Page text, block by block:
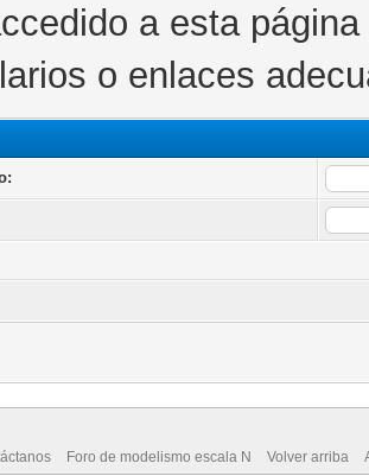
a esta
o enlaces
Foro de modelismo escala N Volver arriba